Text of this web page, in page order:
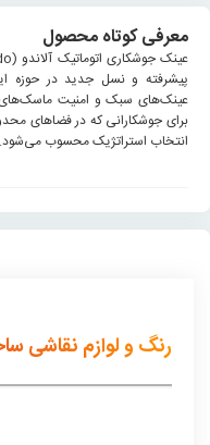
معرفی کوتاه محصول
پیشرفته و نسل جدید در حوزه
عینک‌های سبک و امنیت
برای جوشکارانی که در فضاهای
انتخاب استراتژیک محسوب می‌شود.
رنگ و لوازم نقاشی